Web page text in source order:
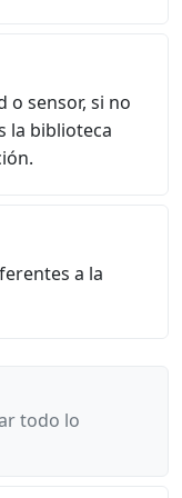
o sensor, si no
la biblioteca
a la
todo lo